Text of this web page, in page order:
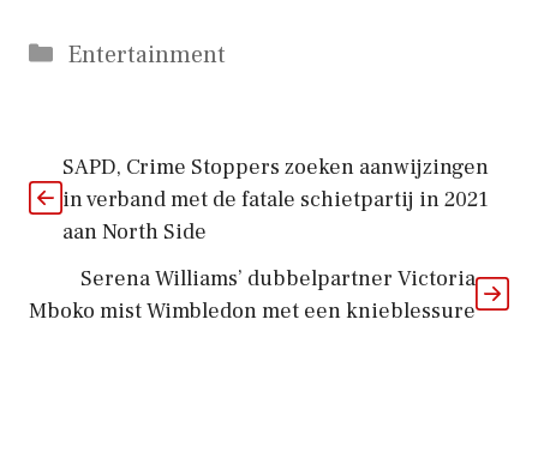
Categorieën
Entertainment
SAPD, Crime Stoppers zoeken aanwijzingen
in verband met de fatale schietpartij in 2021
aan North Side
Serena Williams’ dubbelpartner Victoria
Mboko mist Wimbledon met een knieblessure